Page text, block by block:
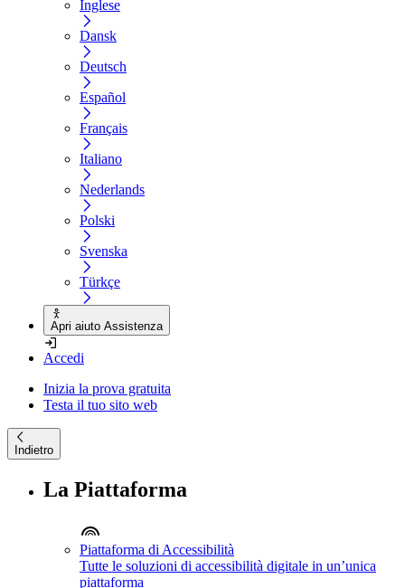
Inglese
Dansk
Deutsch
Español
Français
Italiano
Nederlands
Polski
Svenska
Türkçe
Apri aiuto Assistenza
Accedi
Inizia la prova gratuita
Testa il tuo sito web
Indietro
La Piattaforma
Piattaforma di Accessibilità
Tutte le soluzioni di accessibilità digitale in un’unica
piattaforma